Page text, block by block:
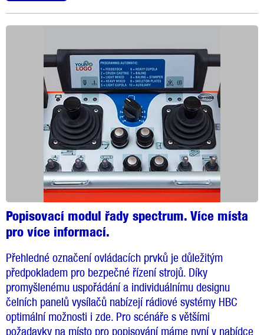
Popisovací modul řady spectrum. Více místa
pro více informací.
Přehledné označení ovládacích prvků je důležitým
předpokladem pro bezpečné řízení strojů. Díky
promyšlenému uspořádání a individuálnímu designu
čelních panelů vysílačů nabízejí rádiové systémy HBC
optimální možnosti i zde. Pro scénáře s většími
požadavky na místo pro popisování máme nyní v nabídce